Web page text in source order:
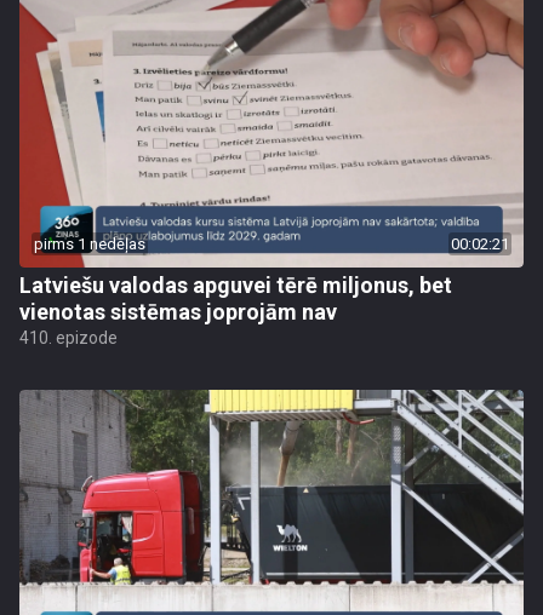
pirms 1 nedēļas 00:02:21
Latviešu valodas apguvei tērē miljonus, bet
vienotas sistēmas joprojām nav
410. epizode